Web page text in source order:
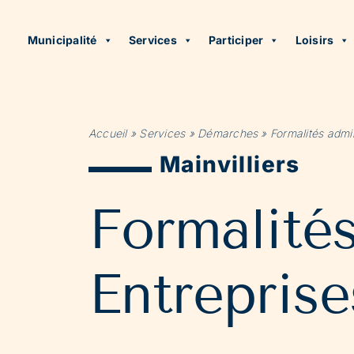
Municipalité Services Participer Loisirs
Accueil» Services» Démarches» Formalités
Mainvilliers